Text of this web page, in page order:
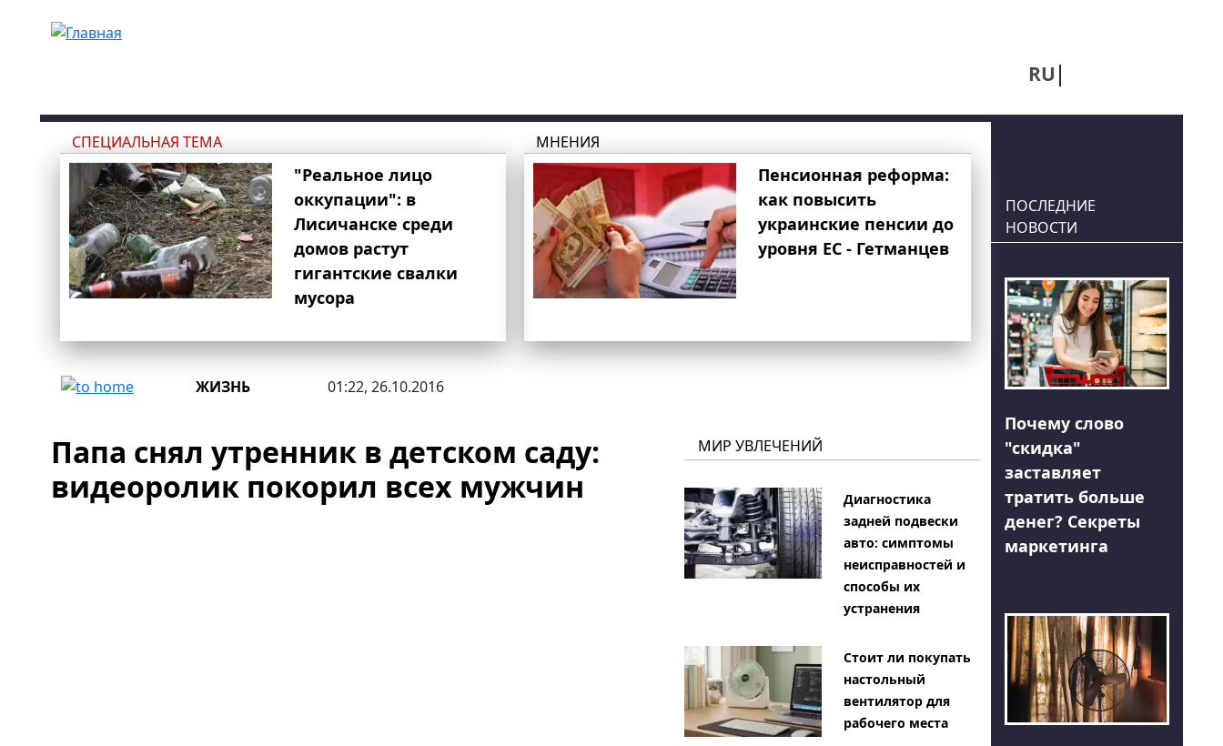
RU
СПЕЦИАЛЬНАЯ ТЕМА
"Реальное лицо
оккупации": в
Лисичанске среди
домов растут
гигантские свалки
мусора
МНЕНИЯ
Пенсионная реформа:
как повысить
украинские пенсии до
уровня ЕС - Гетманцев
ЖИЗНЬ 01:22, 26.10.2016
Папа снял утренник в детском саду:
видеоролик покорил всех мужчин
МИР УВЛЕЧЕНИЙ
Диагностика
задней подвески
авто: симптомы
неисправностей и
способы их
устранения
Стоит ли покупать
настольный
вентилятор для
рабочего места
ПОСЛЕДНИЕ
НОВОСТИ
Почему слово
"скидка"
заставляет
тратить больше
денег? Секреты
маркетинга